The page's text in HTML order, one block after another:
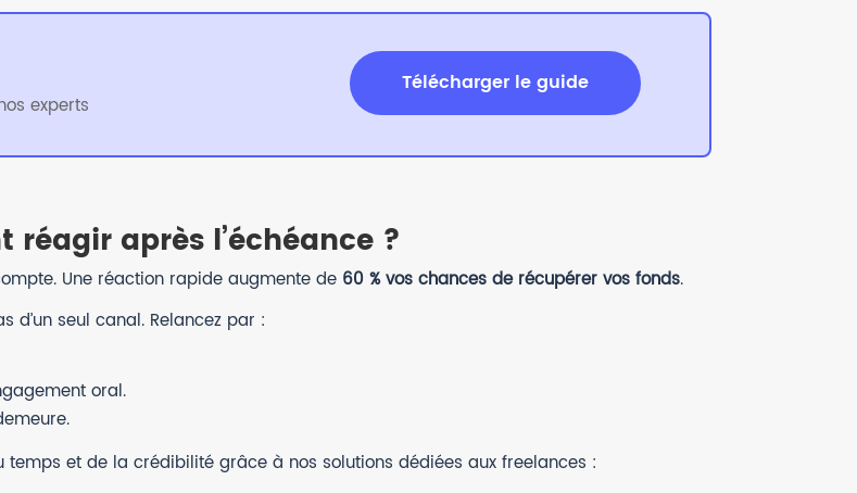
experts
Télécharger le guide
après l’échéance ?
Une réaction rapide augmente de 60 % vos chances de récupérer vos fonds.
d’un seul canal. Relancez par :
oral.
temps et de la crédibilité grâce à nos solutions dédiées aux freelances :